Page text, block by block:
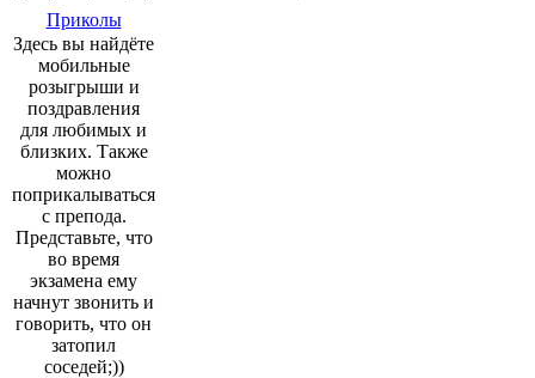
Приколы
Здесь вы найдёте
мобильные
розыгрыши и
поздравления
для любимых и
близких. Также
можно
поприкалываться
с препода.
Представьте, что
во время
экзамена ему
начнут звонить и
говорить, что он
затопил
соседей;))